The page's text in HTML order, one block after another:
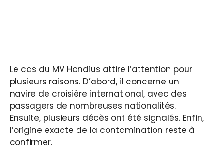
Le cas du MV Hondius attire l’attention pour
plusieurs raisons. D’abord, il concerne un
navire de croisière international, avec des
passagers de nombreuses nationalités.
Ensuite, plusieurs décès ont été signalés. Enfin,
l’origine exacte de la contamination reste à
confirmer.